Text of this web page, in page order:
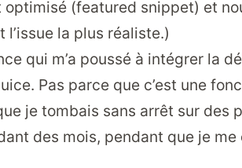
optimisé (featured snippet) et
la plus réaliste.)
qui m’a poussé à intégrer la
. Pas parce que c’est une
je tombais sans arrêt sur des
des mois, pendant que je me